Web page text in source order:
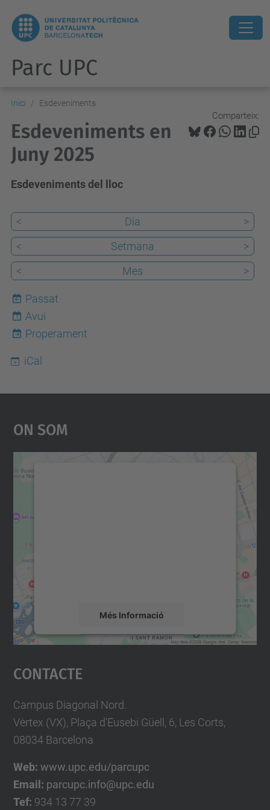
Parc UPC
Inici Esdeveniments
Comparteix:
Esdeveniments en
Juny 2025
Esdeveniments del lloc
< Dia
>
<
Setmana
>
<
Mes >
Passat
7
Avui
Properament
iCal
On Som
Més Informació
Accepta
powered by
Contacte
Campus Diagonal Nord.
Vèrtex (VX), Plaça d'Eusebi Güell, 6, Les Corts,
08034 Barcelona
Web: www.upc.edu/parcupc
Email: parcupc.info@upc.edu
Tef: 934 13 77 39